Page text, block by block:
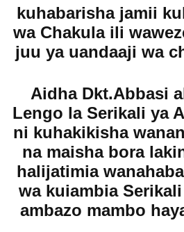
kuhabarisha jamii
wa Chakula ili
juu ya uandaaji wa
Aidha Dkt.Abbasi
Lengo la Serikali ya
ni kuhakikisha
na maisha bora
halijatimia
wa kuiambia
ambazo mambo